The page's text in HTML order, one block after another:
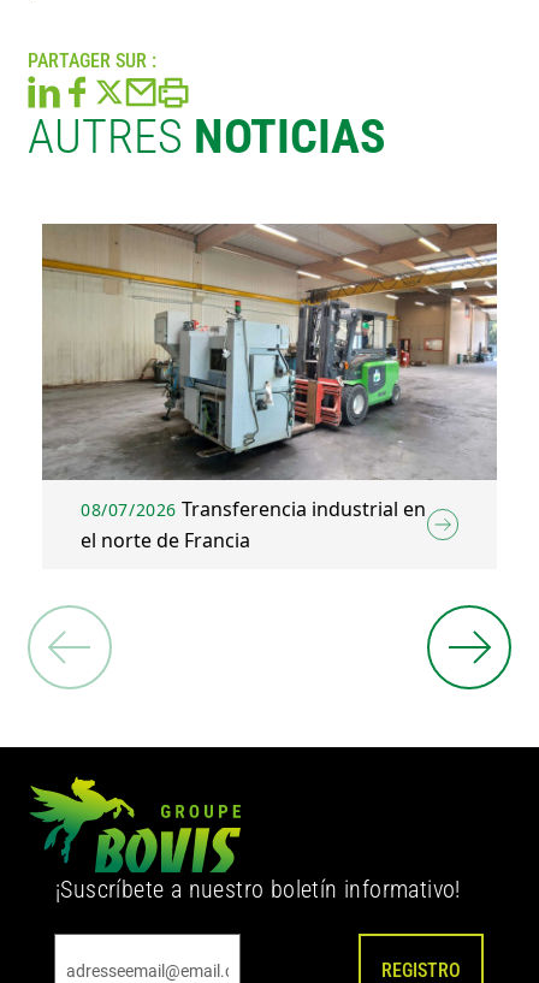
PARTAGER SUR :
AUTRES NOTICIAS
08/07/2026 Transferencia industrial en
el norte de Francia
¡Suscríbete a nuestro boletín informativo!
REGISTRO